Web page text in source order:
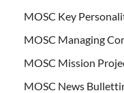
MOSC Key
MOSC Managing
MOSC Mission
MOSC News